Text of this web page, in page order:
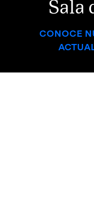
Sala
CONOCE